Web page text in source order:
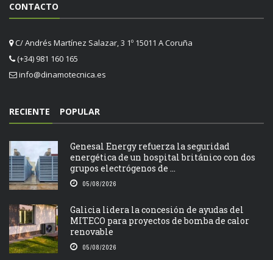
CONTACTO
C/ Andrés Martínez Salazar, 3 1º 15011 A Coruña
(+34) 981 160 165
info@dinamotecnica.es
RECIENTE POPULAR
Genesal Energy refuerza la seguridad
energética de un hospital británico con dos
grupos electrógenos de ...
05/08/2026
Galicia lidera la concesión de ayudas del
MITECO para proyectos de bomba de calor
renovable
05/08/2026